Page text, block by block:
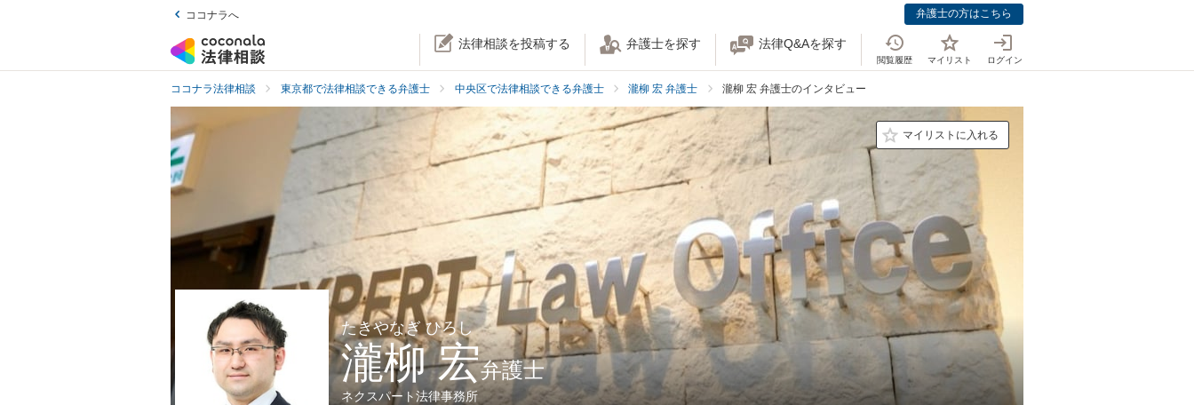
ココナラへ 弁護士の方はこちら
法律相談を投稿する 弁護士を探す 法律Q&Aを探す
閲覧履歴 マイリスト ログイン
ココナラ法律相談 東京都で法律相談できる弁護士 中央区で法律相談できる弁護士 瀧柳 宏 弁護士 瀧柳 宏 弁護士のインタビュー
マイリストに入れる
たきやなぎ ひろし
瀧柳 宏弁護士
ネクスパート法律事務所